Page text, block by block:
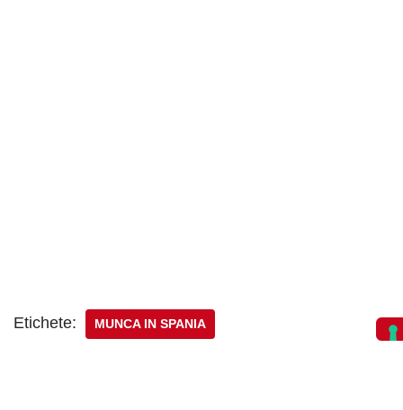
Etichete: MUNCA IN SPANIA